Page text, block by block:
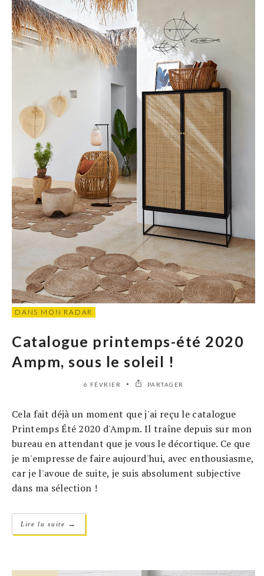
DANS MON RADAR
Catalogue printemps-été 2020
Ampm, sous le soleil !
6 FÉVRIER PARTAGER
Cela fait déjà un moment que j'ai reçu le catalogue
Printemps Été 2020 d'Ampm. Il traîne depuis sur mon
bureau en attendant que je vous le décortique. Ce que
je m'empresse de faire aujourd'hui, avec enthousiasme,
car je l'avoue de suite, je suis absolument subjective
dans ma sélection !
Lire la suite →